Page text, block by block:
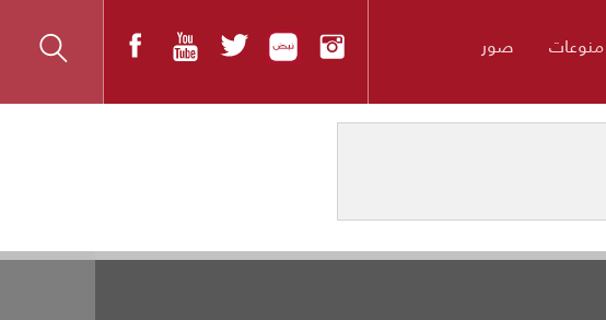
منوعات صور